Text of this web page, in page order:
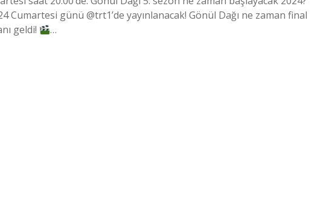
Cumartesi günü @trt1’de yayınlanacak! Gönül Dağı ne zaman final
geldi!
…